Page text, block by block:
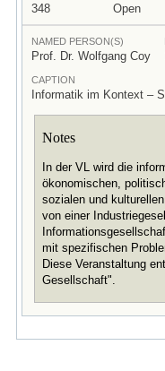
348 Open
NAMED PERSON(S)
Prof. Dr. Wolfgang Coy
CAPTION
Informatik im Kontext –
Notes
In der VL wird die
ökonomischen,
sozialen und
von einer
mit spezifischen
Diese Veranstaltung
Gesellschaft".